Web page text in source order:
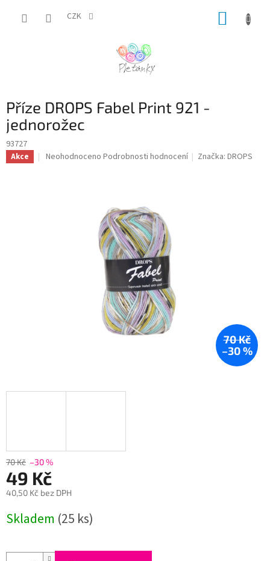
CZK
Příze DROPS Fabel Print 921 -
jednorožec
93727
Akce
Průměrné
Neohodnoceno Podrobnosti hodnocení Značka:DROPS
70 Kč
–30 %
70 Kč –30 %
49 Kč
40,50 Kč bez DPH
cena:
Skladem (25 ks)